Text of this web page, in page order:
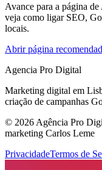
Avance para a página
veja como ligar SEO,
locais.
Abrir página
Agencia Pro Digital
Marketing digital em
criação de campanhas
© 2026 Agência Pro
marketing Carlos Leme
PrivacidadeTermos de